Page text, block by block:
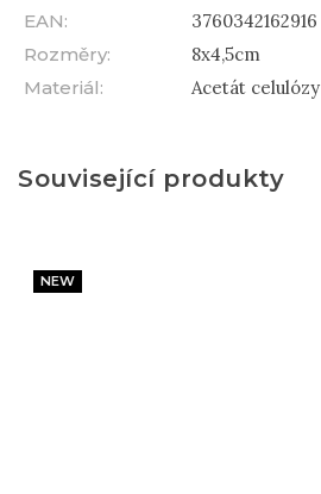
EAN:
3760342162916
Rozměry:
8x4,5cm
Materiál: Acetát celulózy
Související produkty
NEW